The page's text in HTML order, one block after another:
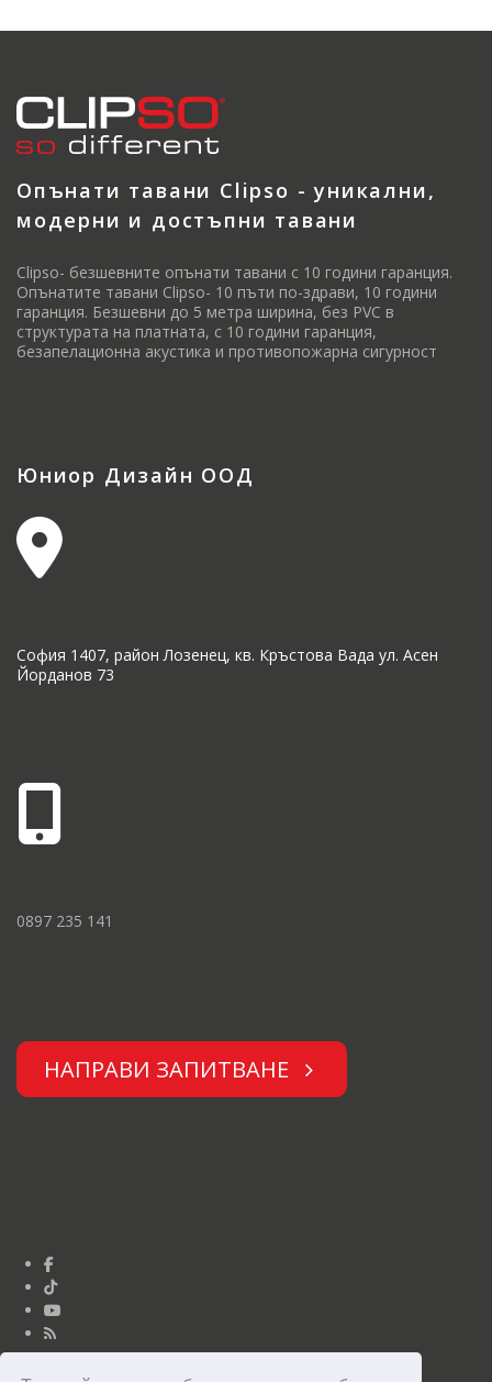
Опънати тавани Clipso - уникални,
модерни и достъпни тавани
Clipso- безшевните опънати тавани с 10 години гаранция.
Опънатите тавани Clipso- 10 пъти по-здрави, 10 години
гаранция. Безшевни до 5 метра ширина, без PVC в
структурата на платната, с 10 години гаранция,
безапелационна акустика и противопожарна сигурност
Юниор Дизайн ООД
София 1407, район Лозенец, кв. Кръстова Вада ул. Асен
Йорданов 73
0897 235 141
НАПРАВИ ЗАПИТВАНЕ